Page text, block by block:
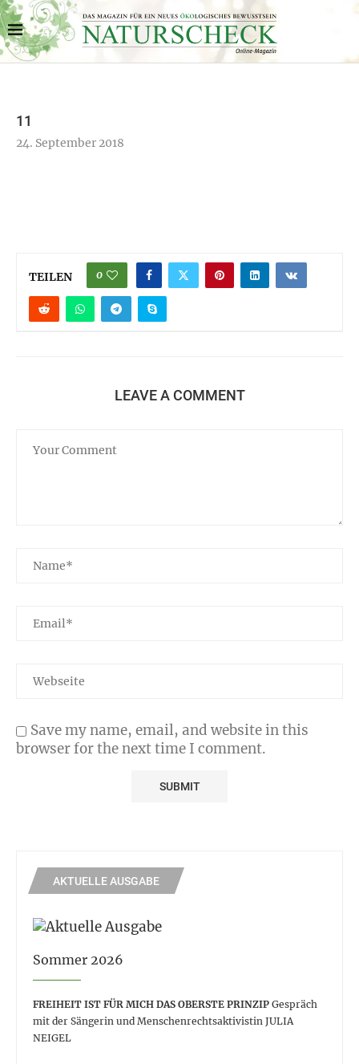
11
24. September 2018
TEILEN 0
LEAVE A COMMENT
Save my name, email, and website in this
browser for the next time I comment.
AKTUELLE AUSGABE
Sommer 2026
FREIHEIT IST FÜR MICH DAS OBERSTE PRINZIP Gespräch
mit der Sängerin und Menschenrechtsaktivistin JULIA
NEIGEL